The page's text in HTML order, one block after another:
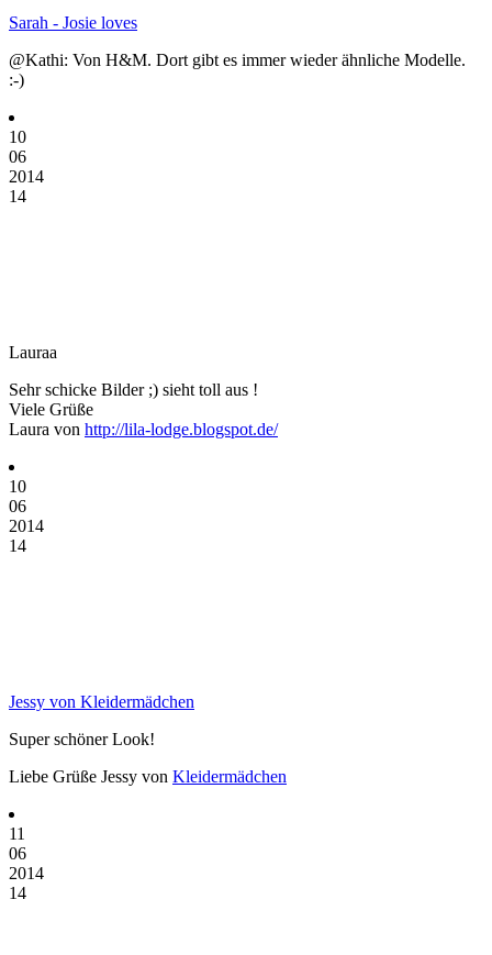
Sarah - Josie loves
@Kathi: Von H&M. Dort gibt es immer wieder ähnliche Modelle.
:-)
10
06
2014
14
Lauraa
Sehr schicke Bilder ;) sieht toll aus !
Viele Grüße
Laura von http://lila-lodge.blogspot.de/
10
06
2014
14
Jessy von Kleidermädchen
Super schöner Look!
Liebe Grüße Jessy von Kleidermädchen
11
06
2014
14